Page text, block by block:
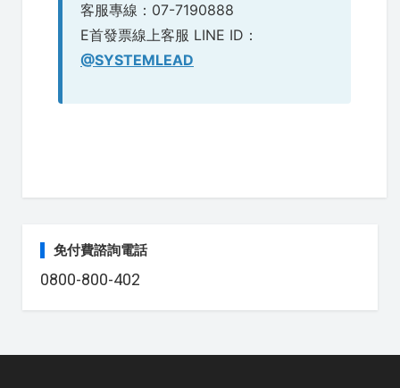
客服專線：07-7190888
E首發票線上客服 LINE ID：
@SYSTEMLEAD
免付費諮詢電話
0800-800-402